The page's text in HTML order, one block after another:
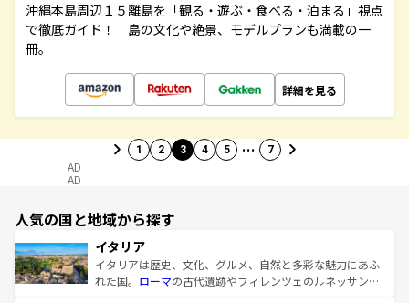
沖縄本島周辺１５離島を「観る・遊ぶ・食べる・泊まる」視点
で徹底ガイド！ 島の文化や絶景、モデルプランも満載の一
冊。
詳細を見る
1 2 3 4 5 … 7
AD
AD
人気の国と地域から探す
イタリア
イタリアは歴史、文化、グルメ、自然と多彩な魅力にあふ
れた国。 ローマの古代遺跡やフィレンツェのルネッサンス